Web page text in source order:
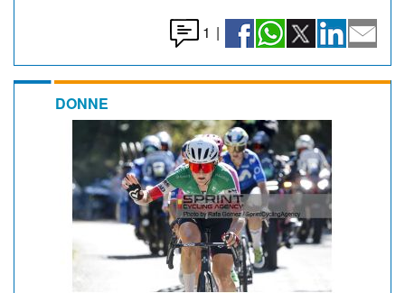
1 |
DONNE